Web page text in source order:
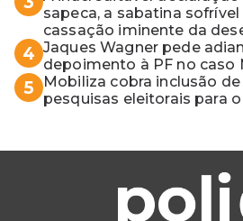
sapeca, a sabatina
cassação iminente da
vaga do Quinto para o MP
4 Jaques Wagner pede
depoimento à PF no caso
5
Mobiliza cobra inclusão
pesquisas eleitorais para